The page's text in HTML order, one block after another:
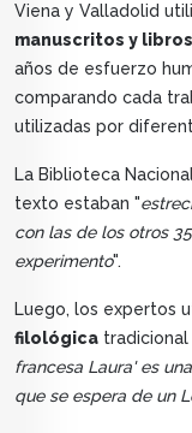
Viena y Valladolid
manuscritos y
años de esfuerzo
comparando cada
utilizadas por
La Biblioteca
texto estaban "
con las de los otros
experimento".
Luego, los expertos
filológica
francesa Laura' es
que se espera de un